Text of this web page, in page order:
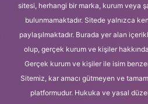
sitesi, herhangi bir marka, kurum veya
bulunmamaktadır. Sitede yalnızca
paylaşılmaktadır. Burada yer alan
olup, gerçek kurum ve kişiler
Gerçek kurum ve kişiler ile isim
Sitemiz, kar amacı gütmeyen ve
platformudur. Hukuka ve yasal